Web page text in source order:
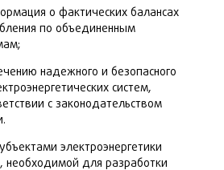
о фактических балансах
по объединенным
надежного и безопасного
систем,
с законодательством
электроэнергетики
необходимой для разработки